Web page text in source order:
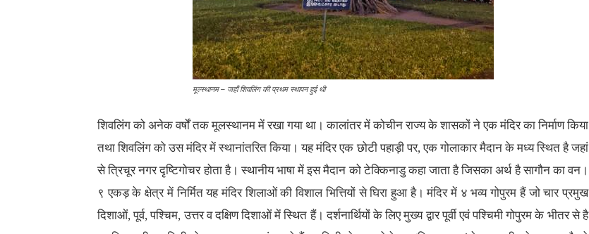
मूल्स्थानम – जहाँ शिवलिंग की प्रथम स्थापन हुई थी
शिवलिंग को अनेक वर्षों तक मूलस्थानम में रखा गया था। कालांतर में कोचीन राज्य के शासकों ने एक मंदिर का निर्माण किया
तथा शिवलिंग को उस मंदिर में स्थानांतरित किया। यह मंदिर एक छोटी पहाड़ी पर, एक गोलाकार मैदान के मध्य स्थित है जहां
से त्रिचूर नगर दृष्टिगोचर होता है। स्थानीय भाषा में इस मैदान को टेक्किनाडु कहा जाता है जिसका अर्थ है सागौन का वन।
९ एकड़ के क्षेत्र में निर्मित यह मंदिर शिलाओं की विशाल भित्तियों से घिरा हुआ है। मंदिर में ४ भव्य गोपुरम हैं जो चार प्रमुख
दिशाओं, पूर्व, पश्चिम, उत्तर व दक्षिण दिशाओं में स्थित हैं। दर्शनार्थियों के लिए मुख्य द्वार पूर्वी एवं पश्चिमी गोपुरम के भीतर से है